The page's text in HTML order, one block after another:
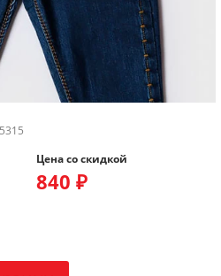
Цена со скидкой
840 ₽